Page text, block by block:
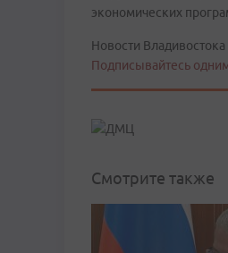
экономических
Новости
Подписывайтесь
Смотрите также